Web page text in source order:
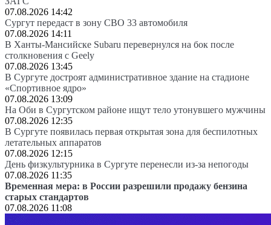
07.08.2026 14:42
Сургут передаст в зону СВО 33 автомобиля
07.08.2026 14:11
В Ханты-Мансийске Subaru перевернулся на бок после
столкновения с Geely
07.08.2026 13:45
В Сургуте достроят административное здание на стадионе
«Спортивное ядро»
07.08.2026 13:09
На Оби в Сургутском районе ищут тело утонувшего мужчины
07.08.2026 12:35
В Сургуте появилась первая открытая зона для беспилотных
летательных аппаратов
07.08.2026 12:15
День физкультурника в Сургуте перенесли из-за непогоды
07.08.2026 11:35
Временная мера: в России разрешили продажу бензина
старых стандартов
07.08.2026 11:08